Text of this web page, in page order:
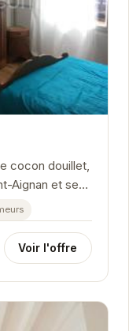
cocon douillet,
Aignan et ses
et...
Voir l'offre